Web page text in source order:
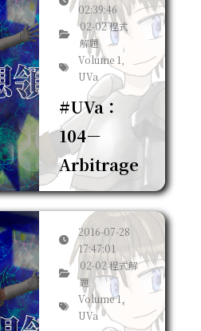
02:39:46
02-02 程式
解題
Volume 1,
UVa
#UVa：
104－
Arbitrage
2016-07-28
17:47:01
02-02 程式解
題
Volume 1,
UVa